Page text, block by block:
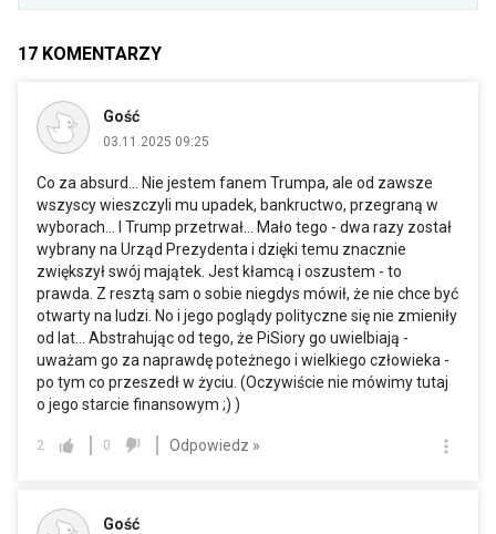
17 KOMENTARZY
Gość
03.11.2025 09:25
Co za absurd... Nie jestem fanem Trumpa, ale od zawsze
wszyscy wieszczyli mu upadek, bankructwo, przegraną w
wyborach... I Trump przetrwał... Mało tego - dwa razy został
wybrany na Urząd Prezydenta i dzięki temu znacznie
zwiększył swój majątek. Jest kłamcą i oszustem - to
prawda. Z resztą sam o sobie niegdys mówił, że nie chce być
otwarty na ludzi. No i jego poglądy polityczne się nie zmieniły
od lat... Abstrahując od tego, że PiSiory go uwielbiają -
uważam go za naprawdę poteżnego i wielkiego człowieka -
po tym co przeszedł w życiu. (Oczywiście nie mówimy tutaj
o jego starcie finansowym ;) )
2 0 Odpowiedz »
Gość